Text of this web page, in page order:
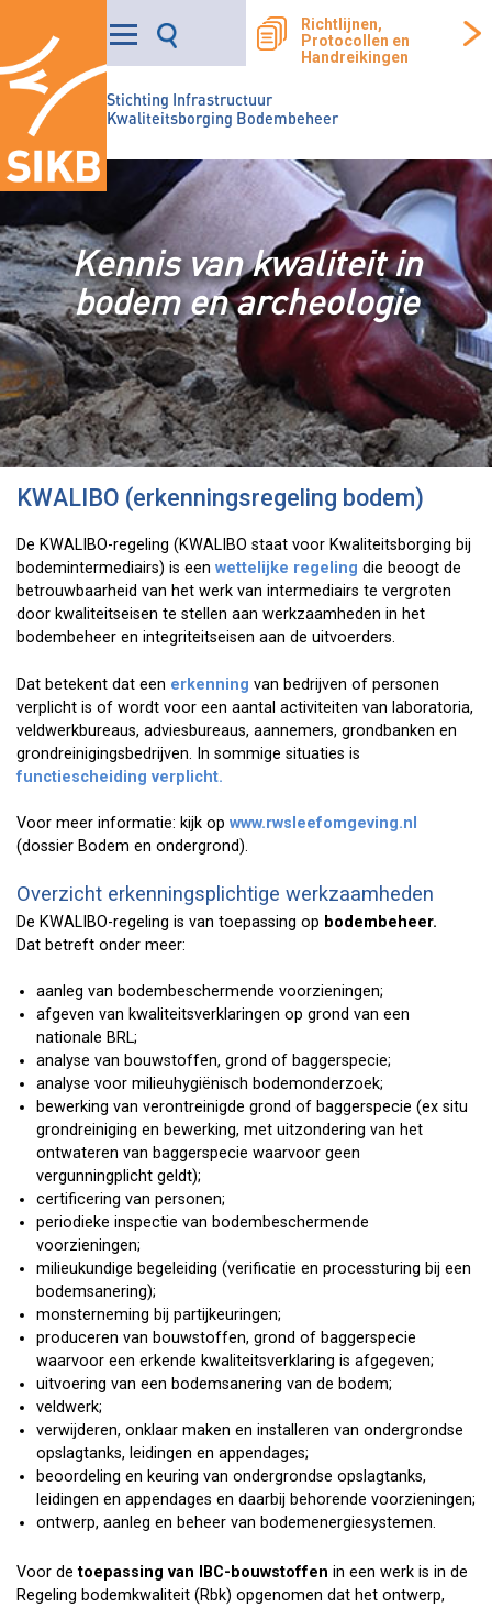
Stichting Infrastructuur
Kwaliteitsborging Bodembeheer
Richtlijnen,
Protocollen en
Handreikingen
Kennis van kwaliteit in
bodem en archeologie
KWALIBO (erkenningsregeling bodem)
De KWALIBO-regeling (KWALIBO staat voor Kwaliteitsborging bij
bodemintermediairs) is een wettelijke regeling die beoogt de
betrouwbaarheid van het werk van intermediairs te vergroten
door kwaliteitseisen te stellen aan werkzaamheden in het
bodembeheer en integriteitseisen aan de uitvoerders.
Dat betekent dat een erkenning van bedrijven of personen
verplicht is of wordt voor een aantal activiteiten van laboratoria,
veldwerkbureaus, adviesbureaus, aannemers, grondbanken en
grondreinigingsbedrijven. In sommige situaties is
functiescheiding verplicht.
Voor meer informatie: kijk op www.rwsleefomgeving.nl
(dossier Bodem en ondergrond).
Overzicht erkenningsplichtige werkzaamheden
De KWALIBO-regeling is van toepassing op bodembeheer.
Dat betreft onder meer:
aanleg van bodembeschermende voorzieningen;
afgeven van kwaliteitsverklaringen op grond van een
nationale BRL;
analyse van bouwstoffen, grond of baggerspecie;
analyse voor milieuhygiënisch bodemonderzoek;
bewerking van verontreinigde grond of baggerspecie (ex situ
grondreiniging en bewerking, met uitzondering van het
ontwateren van baggerspecie waarvoor geen
vergunningplicht geldt);
certificering van personen;
periodieke inspectie van bodembeschermende
voorzieningen;
milieukundige begeleiding (verificatie en processturing bij een
bodemsanering);
monsterneming bij partijkeuringen;
produceren van bouwstoffen, grond of baggerspecie
waarvoor een erkende kwaliteitsverklaring is afgegeven;
uitvoering van een bodemsanering van de bodem;
veldwerk;
verwijderen, onklaar maken en installeren van ondergrondse
opslagtanks, leidingen en appendages;
beoordeling en keuring van ondergrondse opslagtanks,
leidingen en appendages en daarbij behorende voorzieningen;
ontwerp, aanleg en beheer van bodemenergiesystemen.
Voor detoepassing van IBC-bouwstoffen in een werk is in de
Regeling bodemkwaliteit (Rbk) opgenomen dat het ontwerp,